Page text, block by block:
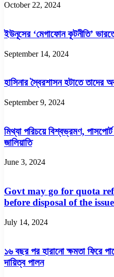
October 22, 2024
ইউনূসের ‘মেগাফোন কূটনীতি’
September 14, 2024
হাসিনার স্বৈরশাসন হটাতে তাদের
September 9, 2024
মিথ্যা পরিচয়ে বিশ্বভ্রমণ,
জালিয়াতি
June 3, 2024
Govt may go for quota
before disposal of the
July 14, 2024
১৬ বছর পর হারানো ক্ষমতা ফিরে
দায়িত্ব পালন